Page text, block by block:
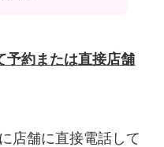
予約または直接店舗
店舗に直接電話して